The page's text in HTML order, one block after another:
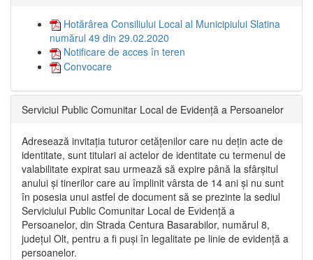
Hotărârea Consiliului Local al Municipiului Slatina
numărul 49 din 29.02.2020
Notificare de acces în teren
Convocare
Serviciul Public Comunitar Local de Evidență a Persoanelor
Adresează invitația tuturor cetățenilor care nu dețin acte de
identitate, sunt titulari ai actelor de identitate cu termenul de
valabilitate expirat sau urmează să expire până la sfârșitul
anului și tinerilor care au împlinit vârsta de 14 ani și nu sunt
în posesia unui astfel de document să se prezinte la sediul
Serviciului Public Comunitar Local de Evidență a
Persoanelor, din Strada Centura Basarabilor, numărul 8,
județul Olt, pentru a fi puși în legalitate pe linie de evidență a
persoanelor.